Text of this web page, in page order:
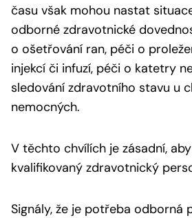
času však mohou nastat
odborné zdravotnické
o ošetřování ran, péči o
injekcí či infuzí, péči o katetry
sledování zdravotního stavu u
nemocných.
V těchto chvílích je zásadní,
kvalifikovaný zdravotnický
Signály, že je potřeba odborná